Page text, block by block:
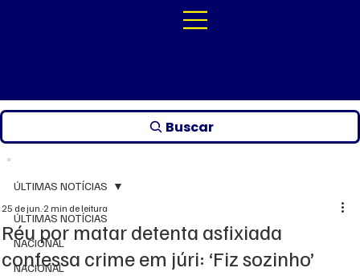
Buscar
ÚLTIMAS NOTÍCIAS
NACIONAL
NACIONAL
ÚLTIMAS NOTÍCIAS
Réu por matar detenta asfixiada
confessa crime em júri: ‘Fiz sozinho’
25 de jun.2 min de leitura